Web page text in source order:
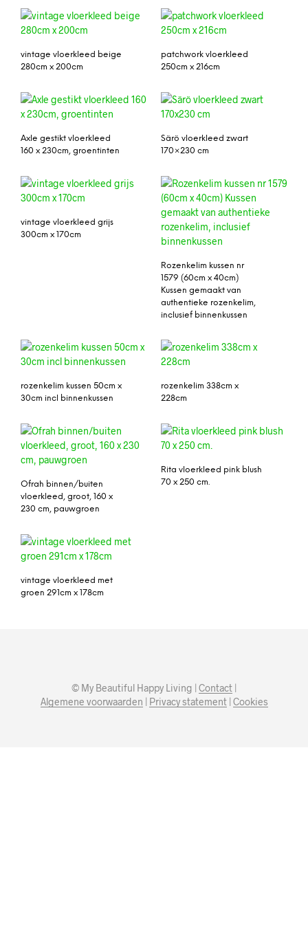
vintage vloerkleed beige
280cm x 200cm
patchwork vloerkleed
250cm x 216cm
Axle gestikt vloerkleed
160 x 230cm, groentinten
Särö vloerkleed zwart
170×230 cm
vintage vloerkleed grijs
300cm x 170cm
Rozenkelim kussen nr
1579 (60cm x 40cm)
Kussen gemaakt van
authentieke rozenkelim,
inclusief binnenkussen
rozenkelim kussen 50cm x
30cm incl binnenkussen
rozenkelim 338cm x
228cm
Ofrah binnen/buiten
vloerkleed, groot, 160 x
230 cm, pauwgroen
Rita vloerkleed pink blush
70 x 250 cm.
vintage vloerkleed met
groen 291cm x 178cm
© My Beautiful Happy Living | Contact |
Algemene voorwaarden | Privacy statement| Cookies